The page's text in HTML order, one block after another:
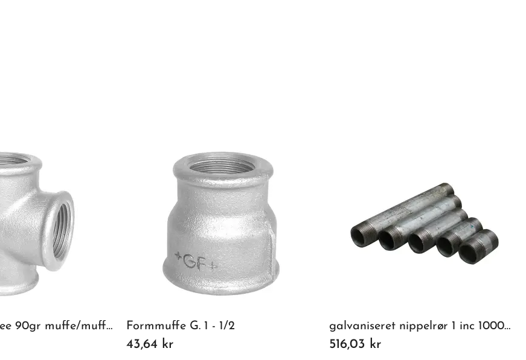
Galvaniseret tee 90gr muffe/muffe/muffe 1" Formmuffe G. 1 - 1/2
43,64 kr
galvaniseret nippelrør 1 inc 1000mm
516,03 kr